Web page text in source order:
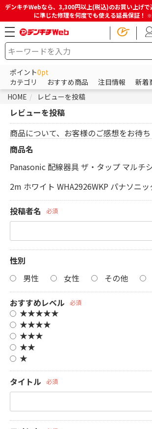
デンキチWebなら、3,300円以上(税込)のお買い上げ
に準じた修理を何度でも使える延長保証！ ※
ポイント0pt
カテゴリ
おすすめ商品 注目情報 新着
HOME
レビューを投稿
レビューを投稿
商品について、お客様のご感想をお待ち
商品名
Panasonic 配線器具 ザ・タップ マルチ
2m ホワイト WHA2926WKP パナソニッ
投稿者名 必須
性別
男性
女性 その他
おすすめレベル 必須
★★★★★
★★★★
★★★
★★
★
タイトル
必須